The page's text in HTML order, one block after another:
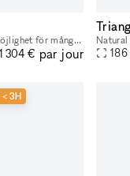
På Tomtebogatan 5 erbjuds möjlighet för många olika typer av event. Tidigare har vi arrangerat alltifrån pop-up-butiker, photoshoots, och bokreleaser till bolagsstämmor, middagar och after work. Loka
1 304 € par jour 186
< 3H